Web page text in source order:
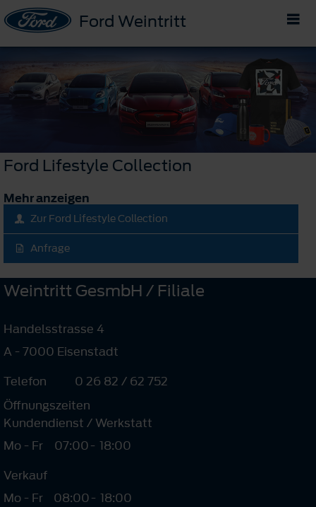
Ford Weintritt
Ford Lifestyle Collection
Mehr anzeigen
Zur Ford Lifestyle Collection
Anfrage
Weintritt GesmbH / Filiale
Handelsstrasse 4
A - 7000 Eisenstadt
Telefon
0 26 82 / 62 752
Öffnungszeiten
Kundendienst / Werkstatt
Mo - Fr
07:00- 18:00
Verkauf
Mo - Fr
08:00- 18:00